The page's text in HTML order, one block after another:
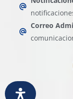
Correo